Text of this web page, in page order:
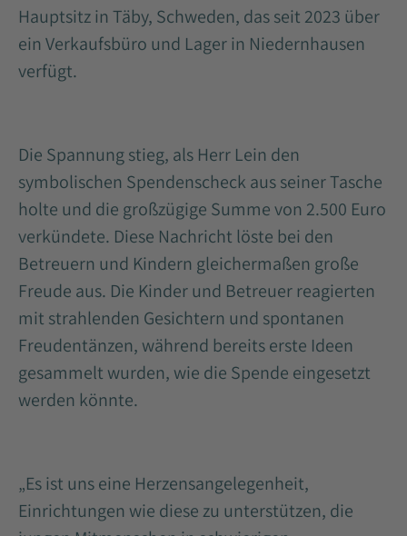
Hauptsitz in Täby, Schweden, das seit 2023 über
ein Verkaufsbüro und Lager in Niedernhausen
verfügt.
Die Spannung stieg, als Herr Lein den
symbolischen Spendenscheck aus seiner Tasche
holte und die großzügige Summe von 2.500 Euro
verkündete. Diese Nachricht löste bei den
Betreuern und Kindern gleichermaßen große
Freude aus. Die Kinder und Betreuer reagierten
mit strahlenden Gesichtern und spontanen
Freudentänzen, während bereits erste Ideen
gesammelt wurden, wie die Spende eingesetzt
werden könnte.
„Es ist uns eine Herzensangelegenheit,
Einrichtungen wie diese zu unterstützen, die